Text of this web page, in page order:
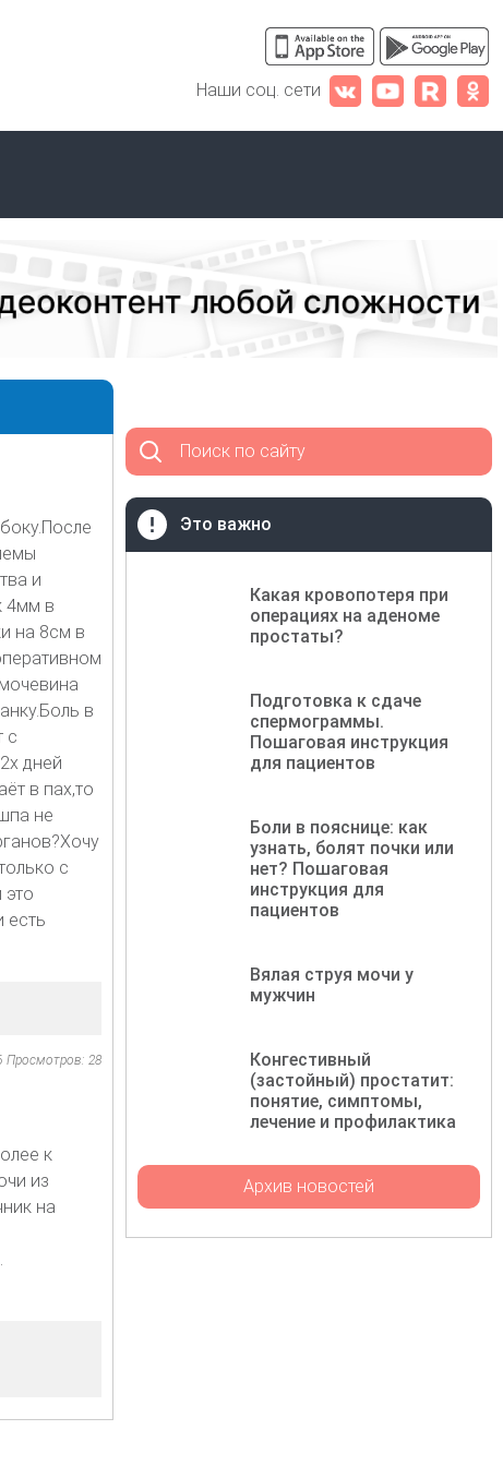
Наши соц. сети
и
4мм в
на 8см в
в
с
дней
в пах,то
не
с
есть
Просмотров: 28
к
из
на
Поиск по сайту
Это важно
Какая кровопотеря при
операциях на аденоме
простаты?
Подготовка к сдаче
спермограммы.
Пошаговая инструкция
для пациентов
Боли в пояснице: как
узнать, болят почки или
нет? Пошаговая
инструкция для
пациентов
Вялая струя мочи у
мужчин
Конгестивный
(застойный) простатит:
понятие, симптомы,
лечение и профилактика
Архив новостей